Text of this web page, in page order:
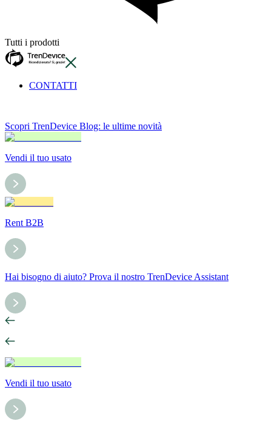
Tutti i prodotti
CONTATTI
Scopri TrenDevice Blog: le ultime novità
Vendi il tuo usato
Rent B2B
Hai bisogno di aiuto? Prova il nostro TrenDevice Assistant
Vendi il tuo usato